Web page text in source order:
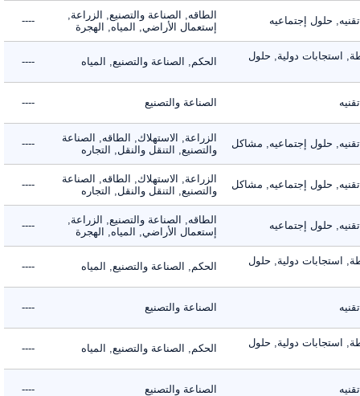
حلول إجتماعيه
الطاقه, الصناعة والتصنيع, الزراعة,
إستعمال الأراضي, المياه, الهجرة
----
استجابات دولية, حلول الحكم, الصناعة والتصنيع, المياه ----
الصناعة والتصنيع ----
حلول إجتماعيه, مشاكل
الزراعة, الاستهلاك, الطاقه, الصناعة
والتصنيع, التنقل والنقل, التجاره
----
حلول إجتماعيه, مشاكل
الزراعة, الاستهلاك, الطاقه, الصناعة
والتصنيع, التنقل والنقل, التجاره
----
حلول إجتماعيه
الطاقه, الصناعة والتصنيع, الزراعة,
إستعمال الأراضي, المياه, الهجرة
----
استجابات دولية, حلول الحكم, الصناعة والتصنيع, المياه ----
الصناعة والتصنيع ----
استجابات دولية, حلول الحكم, الصناعة والتصنيع, المياه ----
الصناعة والتصنيع ----